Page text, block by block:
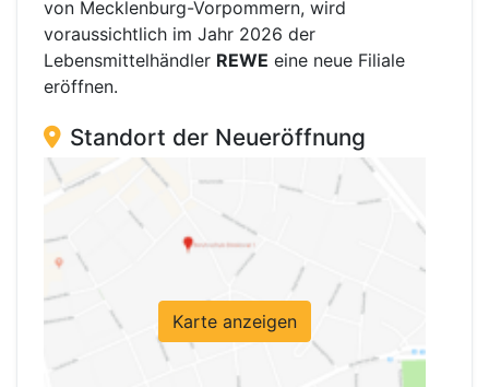
von Mecklenburg-Vorpommern, wird
voraussichtlich im Jahr 2026 der
Lebensmittelhändler REWE eine neue Filiale
eröffnen.
Standort der Neueröffnung
Karte anzeigen